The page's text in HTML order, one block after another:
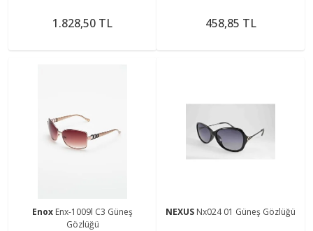
1.828,50 TL 458,85 TL
Enox Enx-1009l C3 Güneş
Gözlüğü
NEXUS Nx024 01 Güneş Gözlüğü